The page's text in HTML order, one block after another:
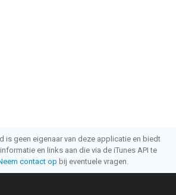
is geen eigenaar van deze applicatie en biedt
en links aan die via de iTunes API te
contact op bij eventuele vragen.